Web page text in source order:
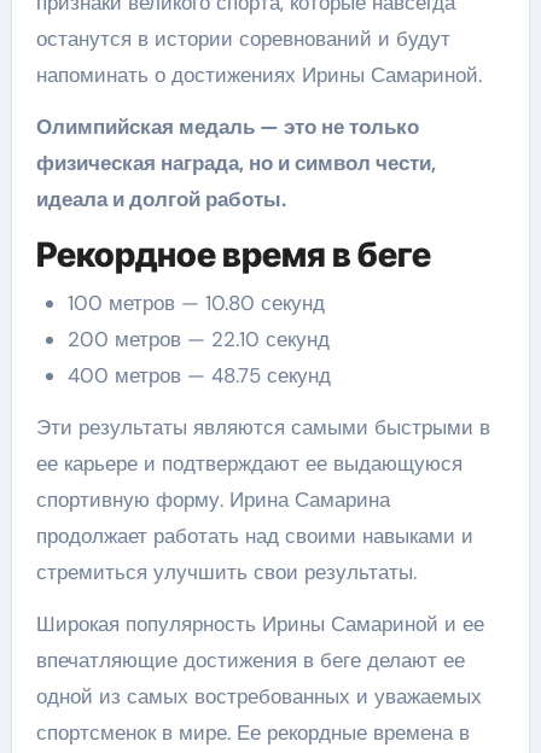
останутся в истории соревнований и будут
напоминать о достижениях Ирины Самариной.
Олимпийская медаль — это не только
физическая награда, но и символ чести,
идеала и долгой работы.
Рекордное время в беге
100 метров — 10.80 секунд
200 метров — 22.10 секунд
400 метров — 48.75 секунд
Эти результаты являются самыми быстрыми в
ее карьере и подтверждают ее выдающуюся
спортивную форму. Ирина Самарина
продолжает работать над своими навыками и
стремиться улучшить свои результаты.
Широкая популярность Ирины Самариной и ее
впечатляющие достижения в беге делают ее
одной из самых востребованных и уважаемых
спортсменок в мире. Ее рекордные времена в